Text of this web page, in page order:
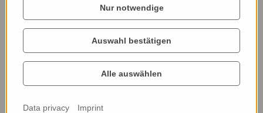
Nur notwendige
Auswahl bestätigen
Alle auswählen
Data privacy Imprint